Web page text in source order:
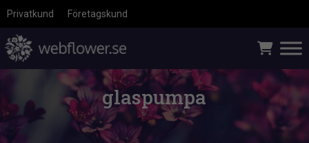
Privatkund Företagskund
glaspumpa